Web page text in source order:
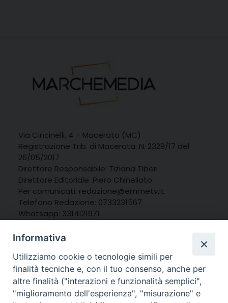
Via Cincinelli, 4 – Macerata (MC)
Registrazione Trib. di Macerata: N. 2329/17 del
26/05/2017
Direttore Responsabile: Tiziana Tiberi
Direttore Editoriale: Piero Chinellato
Per comunicati: redazione@emmetv.it
Telefono Redazione: 0733231567
Whatsapp: 3314121971
Informativa
Utilizziamo cookie o tecnologie simili per
finalità tecniche e, con il tuo consenso, anche per
altre finalità ("interazioni e funzionalità semplici",
"miglioramento dell'esperienza", "misurazione" e